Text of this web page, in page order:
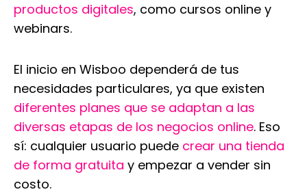
productos digitales, como cursos online y
webinars.
El inicio en Wisboo dependerá de tus
necesidades particulares, ya que existen
diferentes planes que se adaptan a las
diversas etapas de los negocios online. Eso
sí: cualquier usuario puede crear una tienda
de forma gratuita y empezar a vender sin
costo.